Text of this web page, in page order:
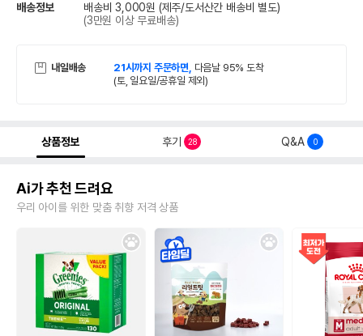
배송정보 배송비 3,000원 (제주/도서산간 배송비 별도)
(3만원 이상 무료배송)
내일배송 21시까지 주문하면, 다음날 95% 도착
(토, 일요일/공휴일 제외)
상품정보 후기 28 Q&A 0
Ai가 추천 드려요
우리 아이를 위한 맞춤 취향 저격 상품